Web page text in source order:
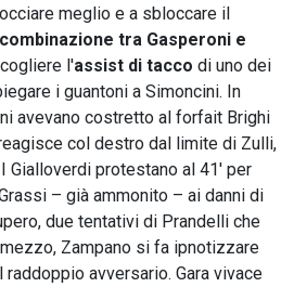
meglio e a sbloccare il
tra Gasperoni e
l'assist di tacco di uno dei
i guantoni a Simoncini. In
avevano costretto al forfait Brighi
col destro dal limite di Zulli,
Gialloverdi protestano al 41' per
– già ammonito – ai danni di
due tentativi di Prandelli che
Zampano si fa ipnotizzare
avversario. Gara vivace